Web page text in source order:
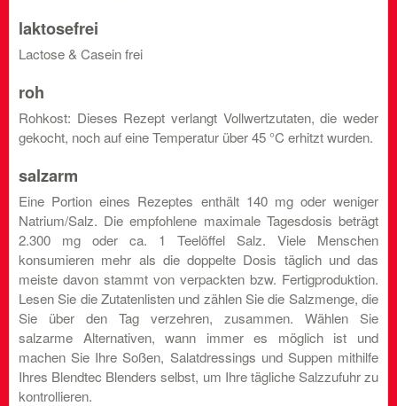
laktosefrei
Lactose & Casein frei
roh
Rohkost: Dieses Rezept verlangt Vollwertzutaten, die weder
gekocht, noch auf eine Temperatur über 45 °C erhitzt wurden.
salzarm
Eine Portion eines Rezeptes enthält 140 mg oder weniger
Natrium/Salz. Die empfohlene maximale Tagesdosis beträgt
2.300 mg oder ca. 1 Teelöffel Salz. Viele Menschen
konsumieren mehr als die doppelte Dosis täglich und das
meiste davon stammt von verpackten bzw. Fertigproduktion.
Lesen Sie die Zutatenlisten und zählen Sie die Salzmenge, die
Sie über den Tag verzehren, zusammen. Wählen Sie
salzarme Alternativen, wann immer es möglich ist und
machen Sie Ihre Soßen, Salatdressings und Suppen mithilfe
Ihres Blendtec Blenders selbst, um Ihre tägliche Salzzufuhr zu
kontrollieren.